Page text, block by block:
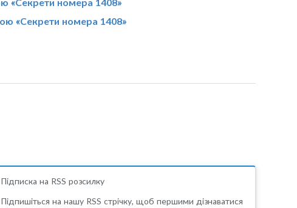
«Секрети номера 1408»
Підписка на RSS розсилку
Підпишіться на нашу RSS стрічку, щоб першими дізнаватися